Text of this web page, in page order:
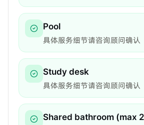
Pool
具体服务细节请咨询顾问确认
Study desk
具体服务细节请咨询顾问确认
Shared bathroom (max